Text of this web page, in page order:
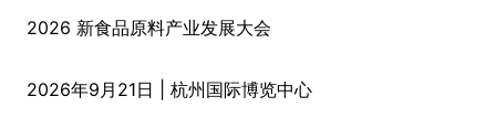
2026 新食品原料产业发展大会
2026年9月21日 | 杭州国际博览中心